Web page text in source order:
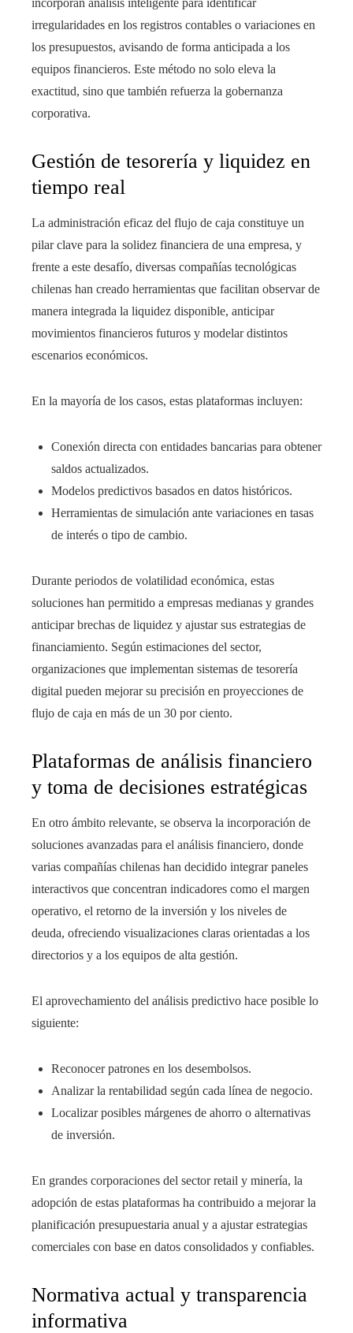
incorporan análisis inteligente para identificar
irregularidades en los registros contables o variaciones en
los presupuestos, avisando de forma anticipada a los
equipos financieros. Este método no solo eleva la
exactitud, sino que también refuerza la gobernanza
corporativa.
Gestión de tesorería y liquidez en
tiempo real
La administración eficaz del flujo de caja constituye un
pilar clave para la solidez financiera de una empresa, y
frente a este desafío, diversas compañías tecnológicas
chilenas han creado herramientas que facilitan observar de
manera integrada la liquidez disponible, anticipar
movimientos financieros futuros y modelar distintos
escenarios económicos.
En la mayoría de los casos, estas plataformas incluyen:
Conexión directa con entidades bancarias para obtener
saldos actualizados.
Modelos predictivos basados en datos históricos.
Herramientas de simulación ante variaciones en tasas
de interés o tipo de cambio.
Durante periodos de volatilidad económica, estas
soluciones han permitido a empresas medianas y grandes
anticipar brechas de liquidez y ajustar sus estrategias de
financiamiento. Según estimaciones del sector,
organizaciones que implementan sistemas de tesorería
digital pueden mejorar su precisión en proyecciones de
flujo de caja en más de un 30 por ciento.
Plataformas de análisis financiero
y toma de decisiones estratégicas
En otro ámbito relevante, se observa la incorporación de
soluciones avanzadas para el análisis financiero, donde
varias compañías chilenas han decidido integrar paneles
interactivos que concentran indicadores como el margen
operativo, el retorno de la inversión y los niveles de
deuda, ofreciendo visualizaciones claras orientadas a los
directorios y a los equipos de alta gestión.
El aprovechamiento del análisis predictivo hace posible lo
siguiente:
Reconocer patrones en los desembolsos.
Analizar la rentabilidad según cada línea de negocio.
Localizar posibles márgenes de ahorro o alternativas
de inversión.
En grandes corporaciones del sector retail y minería, la
adopción de estas plataformas ha contribuido a mejorar la
planificación presupuestaria anual y a ajustar estrategias
comerciales con base en datos consolidados y confiables.
Normativa actual y transparencia
informativa